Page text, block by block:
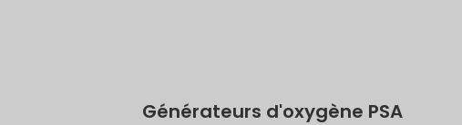
Générateurs d'oxygène PSA